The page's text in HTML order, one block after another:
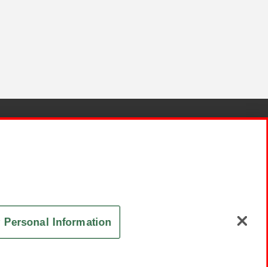
Personal Information